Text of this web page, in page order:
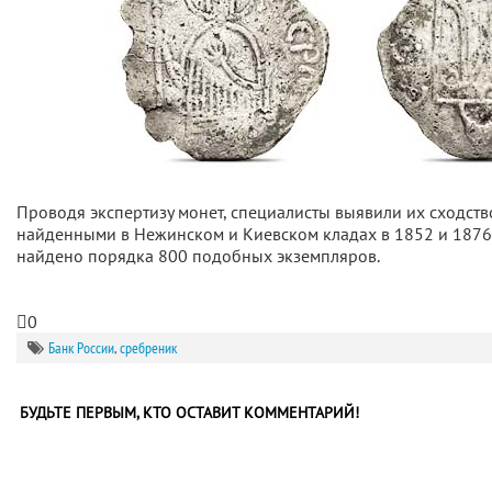
Проводя экспертизу монет, специалисты выявили их
найденными в Нежинском и Киевском кладах в 1852 и 1876
найдено порядка 800 подобных экземпляров.
0
Банк России,сребреник
БУДЬТЕ ПЕРВЫМ, КТО ОСТАВИТ КОММЕНТАРИЙ!